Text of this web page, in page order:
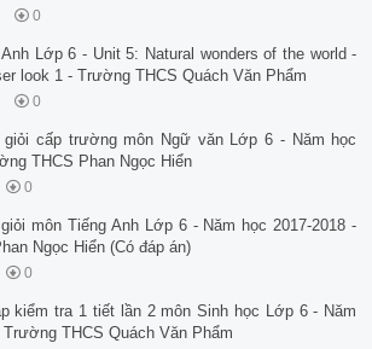
0
Lớp 6 - Unit 5: Natural wonders of the world -
look 1 - Trường THCS Quách Văn Phẩm
0
cấp trường môn Ngữ văn Lớp 6 - Năm học
THCS Phan Ngọc Hiển
0
môn Tiếng Anh Lớp 6 - Năm học 2017-2018 -
Ngọc Hiển (Có đáp án)
0
kiểm tra 1 tiết lần 2 môn Sinh học Lớp 6 - Năm
Trường THCS Quách Văn Phẩm